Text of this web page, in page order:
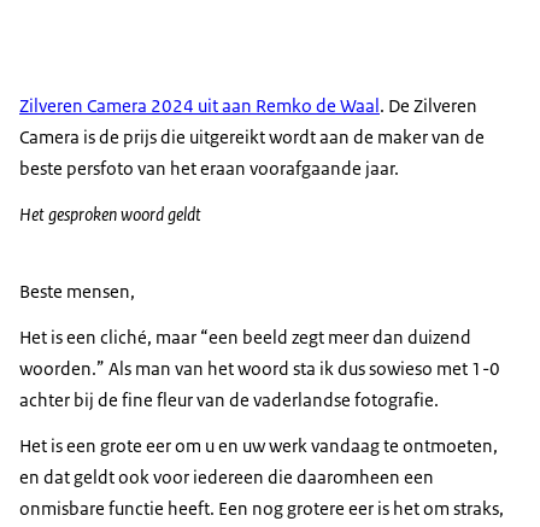
Zilveren Camera 2024 uit aan Remko de Waal . De Zilveren
Camera is de prijs die uitgereikt wordt aan de maker van de
beste persfoto van het eraan voorafgaande jaar.
Het gesproken woord geldt
Beste mensen,
Het is een cliché, maar “een beeld zegt meer dan duizend
woorden.” Als man van het woord sta ik dus sowieso met 1-0
achter bij de fine fleur van de vaderlandse fotografie.
Het is een grote eer om u en uw werk vandaag te ontmoeten,
en dat geldt ook voor iedereen die daaromheen een
onmisbare functie heeft. Een nog grotere eer is het om straks,